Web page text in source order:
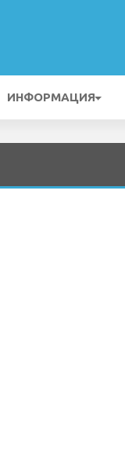
ИНФОРМАЦИЯ